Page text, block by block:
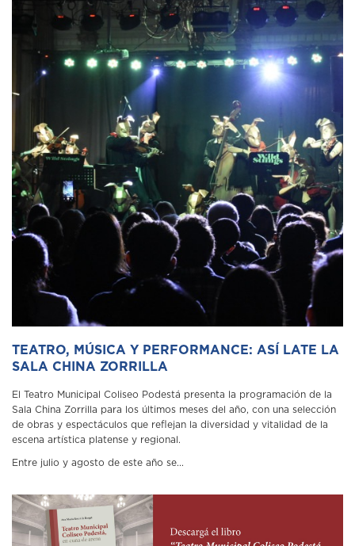
TEATRO, MÚSICA Y PERFORMANCE: ASÍ LATE LA
SALA CHINA ZORRILLA
El Teatro Municipal Coliseo Podestá presenta la programación de la
Sala China Zorrilla para los últimos meses del año, con una selección
de obras y espectáculos que reflejan la diversidad y vitalidad de la
escena artística platense y regional.
Entre julio y agosto de este año se...